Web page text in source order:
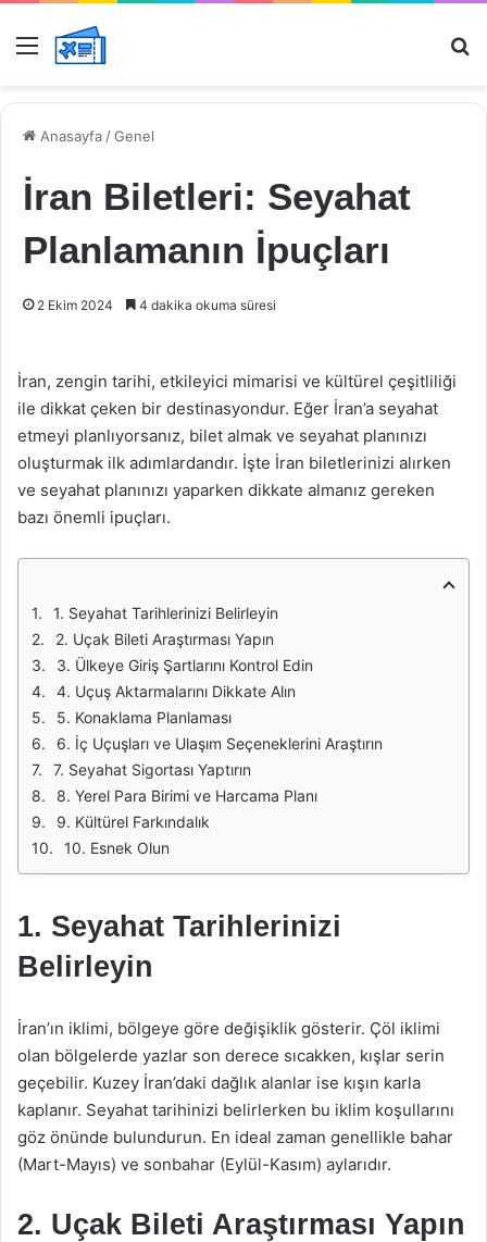
Menü
Anasayfa /Genel
İran Biletleri: Seyahat
Planlamanın İpuçları
2 Ekim 2024 4 dakika okuma süresi
İran, zengin tarihi, etkileyici mimarisi ve kültürel çeşitliliği
ile dikkat çeken bir destinasyondur. Eğer İran’a seyahat
etmeyi planlıyorsanız, bilet almak ve seyahat planınızı
oluşturmak ilk adımlardandır. İşte İran biletlerinizi alırken
ve seyahat planınızı yaparken dikkate almanız gereken
bazı önemli ipuçları.
1. Seyahat Tarihlerinizi Belirleyin
2. Uçak Bileti Araştırması Yapın
3. Ülkeye Giriş Şartlarını Kontrol Edin
4. Uçuş Aktarmalarını Dikkate Alın
5. Konaklama Planlaması
6. İç Uçuşları ve Ulaşım Seçeneklerini Araştırın
7. Seyahat Sigortası Yaptırın
8. Yerel Para Birimi ve Harcama Planı
9. Kültürel Farkındalık
10. Esnek Olun
1. Seyahat Tarihlerinizi
Belirleyin
İran’ın iklimi, bölgeye göre değişiklik gösterir. Çöl iklimi
olan bölgelerde yazlar son derece sıcakken, kışlar serin
geçebilir. Kuzey İran’daki dağlık alanlar ise kışın karla
kaplanır. Seyahat tarihinizi belirlerken bu iklim koşullarını
göz önünde bulundurun. En ideal zaman genellikle bahar
(Mart-Mayıs) ve sonbahar (Eylül-Kasım) aylarıdır.
2. Uçak Bileti Araştırması Yapın